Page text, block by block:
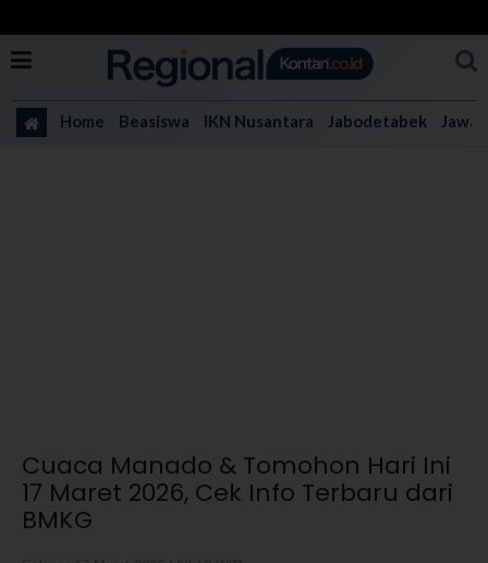
Home Beasiswa IKN Nusantara Jabodetabek Jawa
Cuaca Manado & Tomohon Hari Ini
17 Maret 2026, Cek Info Terbaru dari
BMKG